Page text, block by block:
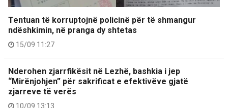
Tentuan të korruptojnë policinë për të shmangur
ndëshkimin, në pranga dy shtetas
15/09 11:27
Nderohen zjarrfikësit në Lezhë, bashkia i jep
“Mirënjohjen” për sakrificat e efektivëve gjatë
zjarreve të verës
10/09 13:13